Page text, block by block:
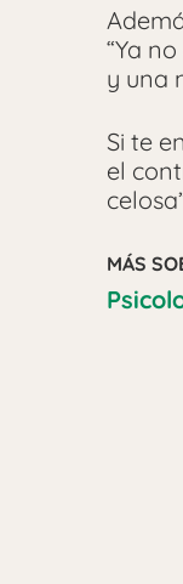
“Ya
y una
Si te
el
MÁS